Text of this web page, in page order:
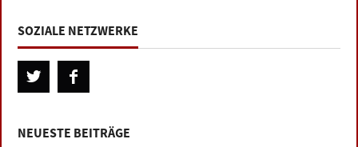
SOZIALE NETZWERKE
NEUESTE BEITRÄGE